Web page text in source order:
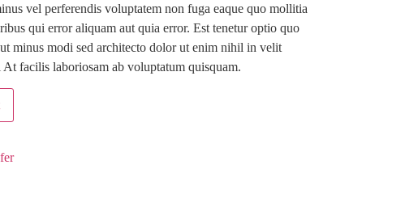
vel perferendis voluptatem non fuga eaque quo mollitia
qui error aliquam aut quia error. Est tenetur optio quo
minus modi sed architecto dolor ut enim nihil in velit
facilis laboriosam ab voluptatum quisquam.